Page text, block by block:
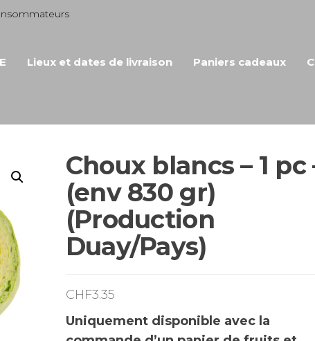
Lieux et dates de livraison Paniers cadeaux
Choux blancs – 1 pc
(env 830 gr)
(Production
Duay/Pays)
CHF3.35
Uniquement disponible avec la